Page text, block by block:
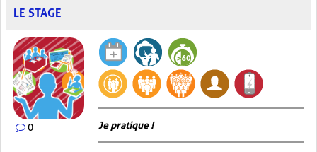
LE STAGE
0 Je pratique !